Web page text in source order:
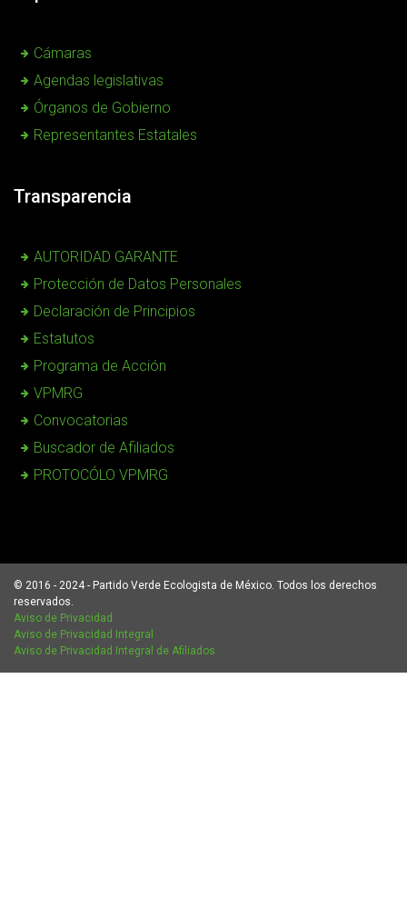
Cámaras
Agendas legislativas
Órganos de Gobierno
Representantes Estatales
Transparencia
AUTORIDAD GARANTE
Protección de Datos Personales
Declaración de Principios
Estatutos
Programa de Acción
VPMRG
Convocatorias
Buscador de Afiliados
PROTOCÓLO VPMRG
© 2016 - 2024 - Partido Verde Ecologista de México. Todos los derechos
reservados.
Aviso de Privacidad
Aviso de Privacidad Integral
Aviso de Privacidad Integral de Afiliados